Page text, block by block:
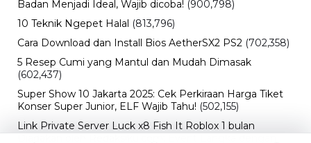
Badan Menjadi Ideal, Wajib dicoba! (900,798)
10 Teknik Ngepet Halal (813,796)
Cara Download dan Install Bios AetherSX2 PS2 (702,358)
5 Resep Cumi yang Mantul dan Mudah Dimasak
(602,437)
Super Show 10 Jakarta 2025: Cek Perkiraan Harga Tiket
Konser Super Junior, ELF Wajib Tahu! (502,155)
Link Private Server Luck x8 Fish It Roblox 1 bulan